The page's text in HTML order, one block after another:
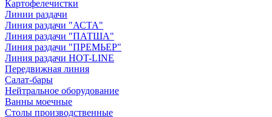
Картофелечистки
Линии раздачи
Линия раздачи "АСТА"
Линия раздачи "ПАТША"
Линия раздачи "ПРЕМЬЕР"
Линия раздачи HOT-LINE
Передвижная линия
Салат-бары
Нейтральное оборудование
Ванны моечные
Столы производственные